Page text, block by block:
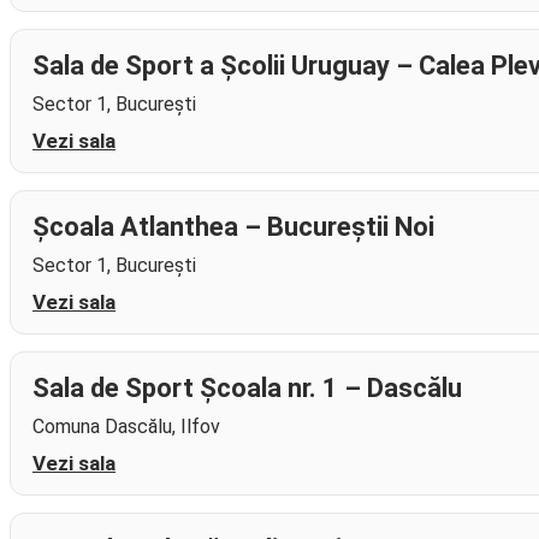
Sala de Sport a Școlii Uruguay – Calea
Sector 1, București
Vezi sala
Școala Atlanthea – Bucureștii Noi
Sector 1, București
Vezi sala
Sala de Sport Școala nr. 1 – Dascălu
Comuna Dascălu, Ilfov
Vezi sala